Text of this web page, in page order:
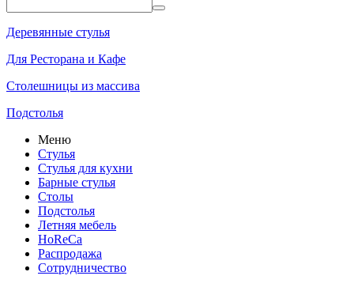
Деревянные стулья
Для Ресторана и Кафе
Столешницы из массива
Подстолья
Меню
Стулья
Стулья для кухни
Барные стулья
Столы
Подстолья
Летняя мебель
HoReCa
Распродажа
Сотрудничество